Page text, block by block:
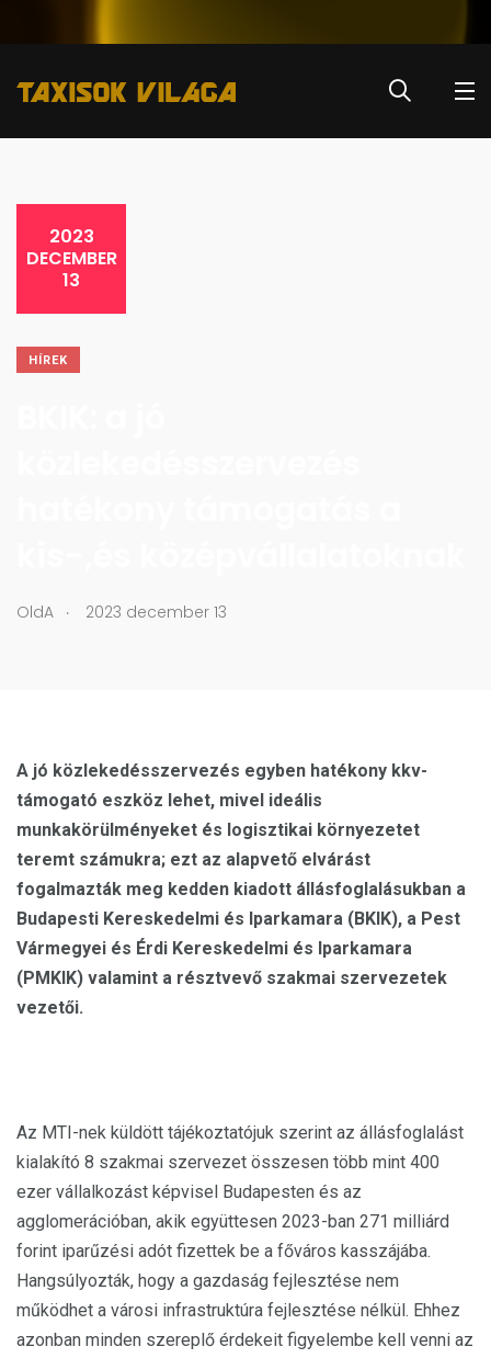
2023
DECEMBER
13
HÍREK
OldA . 2023 december 13
A jó közlekedésszervezés egyben hatékony kkv-
támogató eszköz lehet, mivel ideális
munkakörülményeket és logisztikai környezetet
teremt számukra; ezt az alapvető elvárást
fogalmazták meg kedden kiadott állásfoglalásukban a
Budapesti Kereskedelmi és Iparkamara (BKIK), a Pest
Vármegyei és Érdi Kereskedelmi és Iparkamara
(PMKIK) valamint a résztvevő szakmai szervezetek
vezetői.
Az MTI-nek küldött tájékoztatójuk szerint az állásfoglalást
kialakító 8 szakmai szervezet összesen több mint 400
ezer vállalkozást képvisel Budapesten és az
agglomerációban, akik együttesen 2023-ban 271 milliárd
forint iparűzési adót fizettek be a főváros kasszájába.
Hangsúlyozták, hogy a gazdaság fejlesztése nem
működhet a városi infrastruktúra fejlesztése nélkül. Ehhez
azonban minden szereplő érdekeit figyelembe kell venni az